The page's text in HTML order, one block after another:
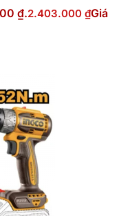
₫.2.403.000 ₫Giá